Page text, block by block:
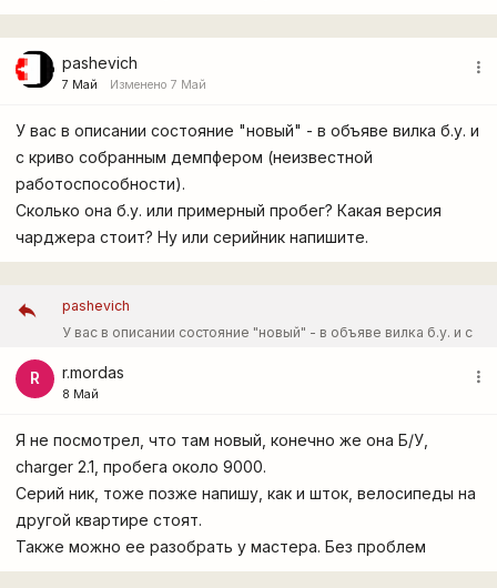
pashevich
7 Май Изменено 7 Май
more_vert
У вас в описании состояние "новый" - в объяве вилка б.у. и
с криво собранным демпфером (неизвестной
работоспособности).
Сколько она б.у. или примерный пробег? Какая версия
чарджера стоит? Ну или серийник напишите.
pashevich
У вас в описании состояние "новый" - в объяве вилка б.у. и с
работоспособности). Сколько она б.у. или примерный
напишите.
R r.mordas
8 Май
more_vert
Я не посмотрел, что там новый, конечно же она Б/У,
charger 2.1, пробега около 9000.
Серий ник, тоже позже напишу, как и шток, велосипеды на
другой квартире стоят.
Также можно ее разобрать у мастера. Без проблем